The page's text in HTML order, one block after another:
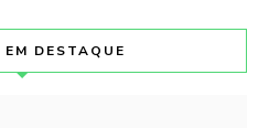
EM DESTAQUE